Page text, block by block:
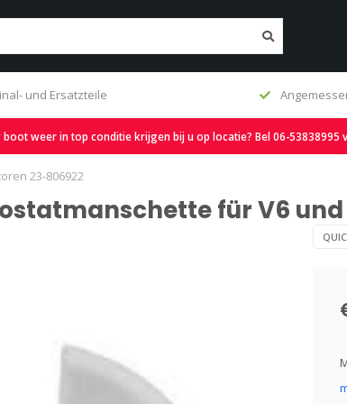
und Ersatzteile
boot weer in top conditie krijgen bij u op locatie? Bel 06-
23-806922
für V6